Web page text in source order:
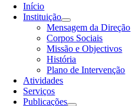
Início
Instituição
Mensagem da Direção
Corpos Sociais
Missão e Objectivos
História
Plano de Intervenção
Atividades
Serviços
Publicações